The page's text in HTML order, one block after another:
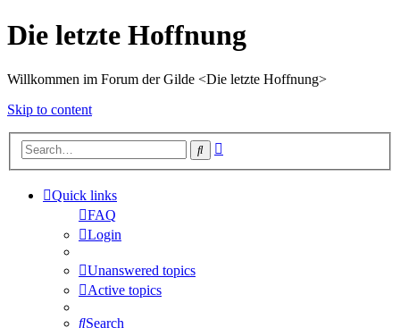
Die letzte Hoffnung
Willkommen im Forum der Gilde <Die letzte Hoffnung>
Skip to content
Search
Quick links
FAQ
Login
Unanswered topics
Active topics
Search